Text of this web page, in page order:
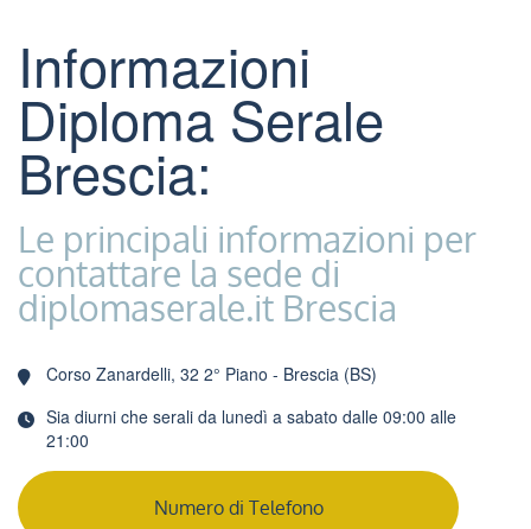
Informazioni
Diploma Serale
Brescia:
Le principali informazioni per
contattare la sede di
diplomaserale.it Brescia
Corso Zanardelli, 32 2° Piano - Brescia (BS)
Sia diurni che serali da lunedì a sabato dalle 09:00 alle
21:00
Numero di Telefono